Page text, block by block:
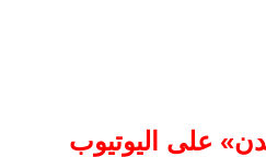
على اليوتيوب